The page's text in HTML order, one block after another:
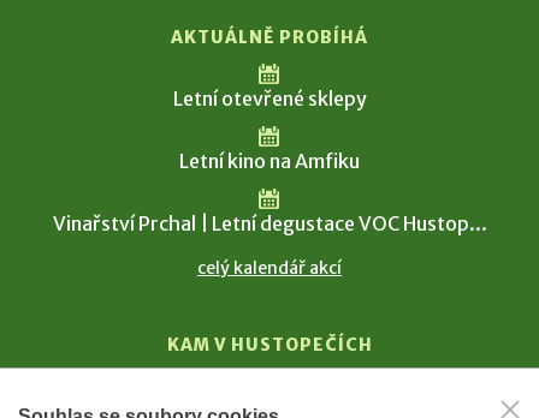
AKTUÁLNĚ PROBÍHÁ
Letní otevřené sklepy
Letní kino na Amfiku
Vinařství Prchal | Letní degustace VOC Hustop...
celý kalendář akcí
KAM V HUSTOPEČÍCH